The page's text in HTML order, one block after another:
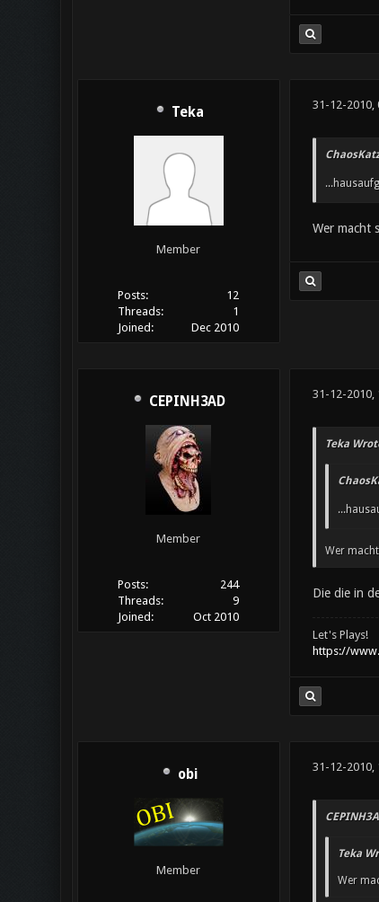
Teka
Member
Posts:
12
Threads:
1
Joined:
Dec 2010
31-12-2010,
Wer macht
CEPINH3AD
Member
Posts:
244
Threads:
9
Joined:
Oct 2010
31-12-2010,
Teka
Wer
Die die in
Let's Plays!
https://
obi
Member
31-12-2010,
Teka
Wer